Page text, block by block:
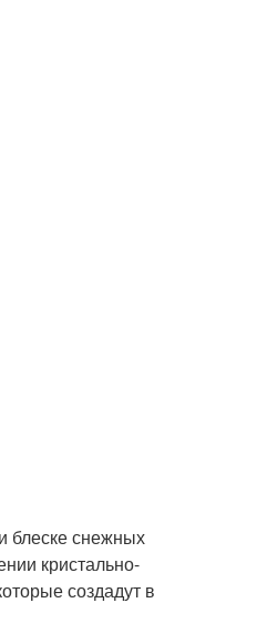
блеске снежных
кристально-
создадут в